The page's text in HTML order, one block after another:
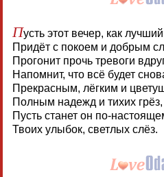
Пусть этот вечер, как лучший
Придёт с покоем и добрым
Прогонит прочь тревоги
Напомнит, что всё будет
Прекрасным, лёгким и
Полным надежд и тихих грёз,
Пусть станет он по-
Твоих улыбок, светлых слёз.